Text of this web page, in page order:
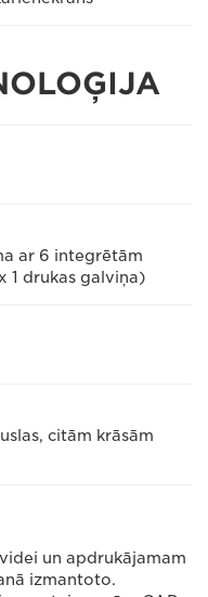
ar 6 integrētām
1 drukas galviņa)
citām krāsām
un apdrukājamam
izmantoto.